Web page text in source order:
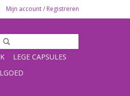
Mijn account / Registreren
LEGE CAPSULES